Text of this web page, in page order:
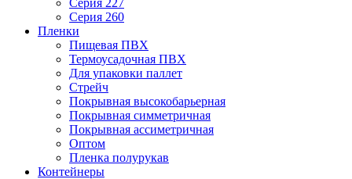
Серия 260
Пленки
Пищевая ПВХ
Термоусадочная ПВХ
Для упаковки паллет
Стрейч
Покрывная высокобарьерная
Покрывная симметричная
Покрывная ассиметричная
Оптом
Пленка полурукав
Контейнеры